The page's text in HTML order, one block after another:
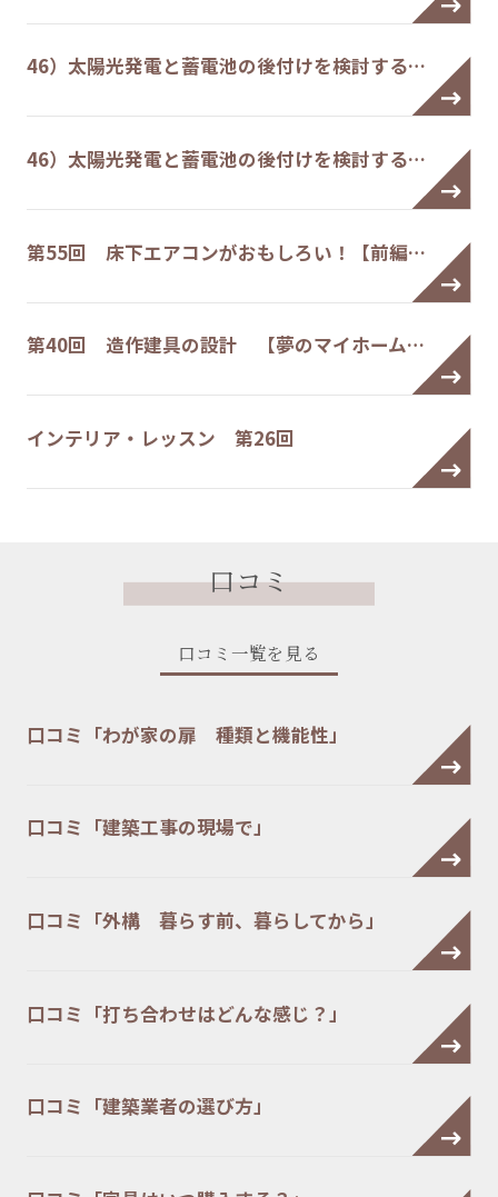
46）太陽光発電と蓄電池の後付けを検討する…
46）太陽光発電と蓄電池の後付けを検討する…
第55回 床下エアコンがおもしろい！【前編…
第40回 造作建具の設計 【夢のマイホーム…
インテリア・レッスン 第26回
口コミ
口コミ一覧を見る
口コミ「わが家の扉 種類と機能性」
口コミ「建築工事の現場で」
口コミ「外構 暮らす前、暮らしてから」
口コミ「打ち合わせはどんな感じ？」
口コミ「建築業者の選び方」